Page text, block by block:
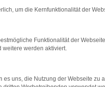
bestimmter Seiten
beheben.
um die Kernfunktionalität der
Funktionalität der
weitere werden aktiviert.
es uns, die Nutzung der Webseite